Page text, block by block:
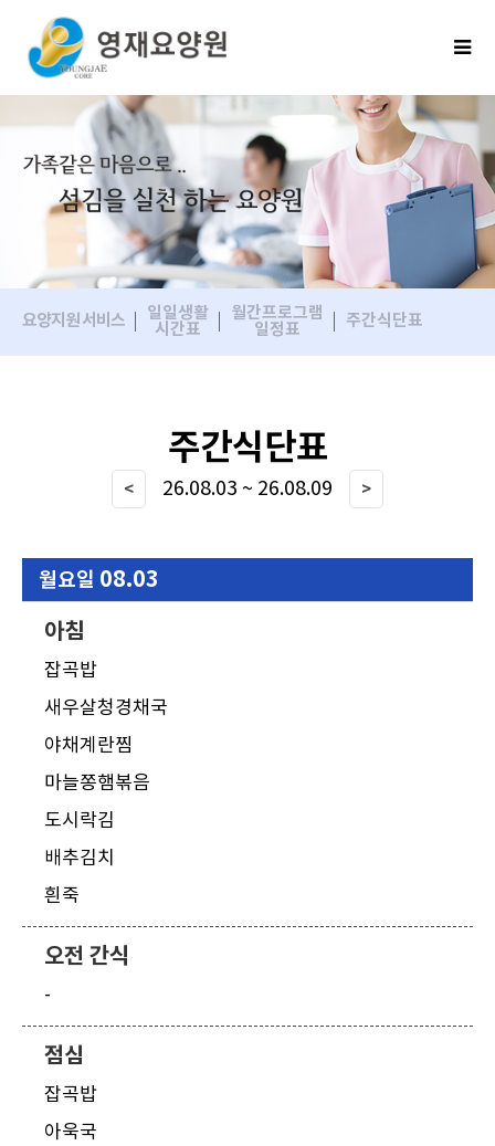
요양지원 서비스
일일생활
시간표
월간프로그램
일정표
주간식단표
주간식단표
< 26.08.03 ~ 26.08.09 >
월요일 08.03
아침
잡곡밥
새우살청경채국
야채계란찜
마늘쫑햄볶음
도시락김
배추김치
흰죽
오전 간식
-
점심
잡곡밥
아욱국